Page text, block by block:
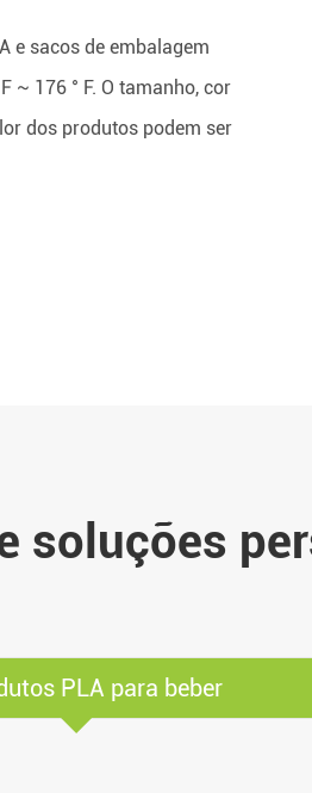
e sacos de embalagem
~ 176 ° F. O tamanho, cor
dos produtos podem ser
soluções
PLA para beber